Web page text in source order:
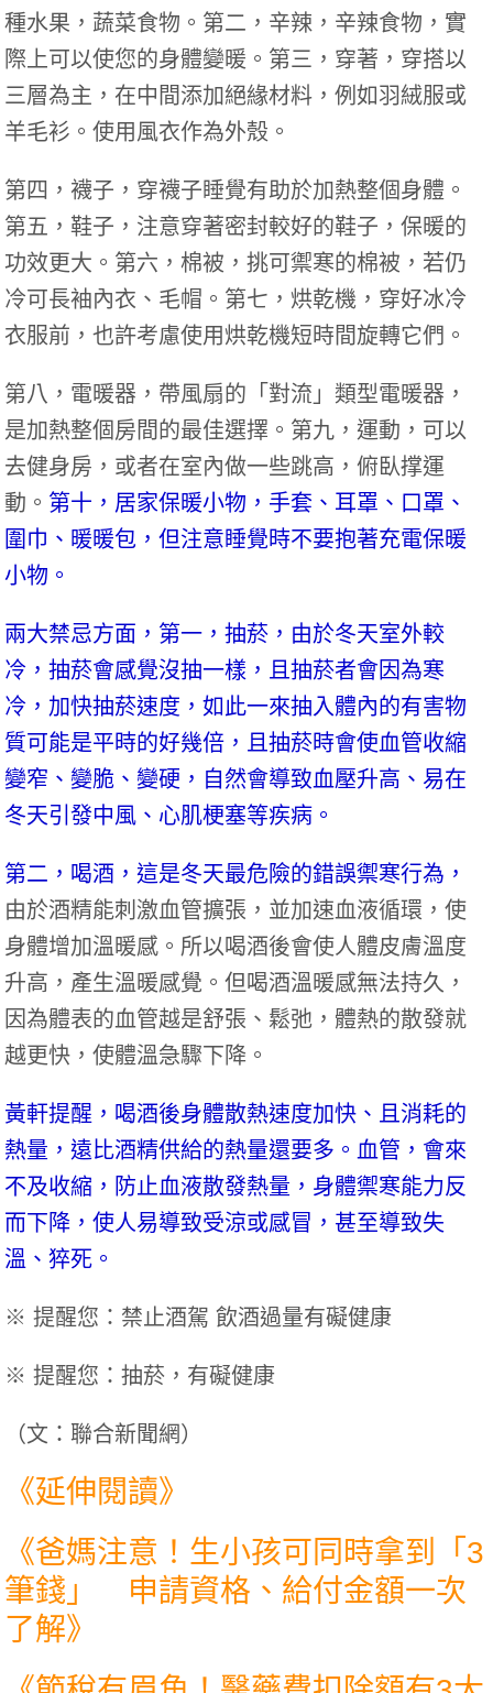
種水果，蔬菜食物。第二，辛辣，辛辣食物，實
際上可以使您的身體變暖。第三，穿著，穿搭以
三層為主，在中間添加絕緣材料，例如羽絨服或
羊毛衫。使用風衣作為外殼。
第四，襪子，穿襪子睡覺有助於加熱整個身體。
第五，鞋子，注意穿著密封較好的鞋子，保暖的
功效更大。第六，棉被，挑可禦寒的棉被，若仍
冷可長袖內衣、毛帽。第七，烘乾機，穿好冰冷
衣服前，也許考慮使用烘乾機短時間旋轉它們。
第八，電暖器，帶風扇的「對流」類型電暖器，
是加熱整個房間的最佳選擇。第九，運動，可以
去健身房，或者在室內做一些跳高，俯臥撑運
動。 第十，居家保暖小物，手套、耳罩、口罩、
圍巾、暖暖包，但注意睡覺時不要抱著充電保暖
小物。
兩大禁忌方面，第一，抽菸，由於冬天室外較
冷，抽菸會感覺沒抽一樣，且抽菸者會因為寒
冷，加快抽菸速度，如此一來抽入體內的有害物
質可能是平時的好幾倍，且抽菸時會使血管收縮
變窄、變脆、變硬，自然會導致血壓升高、易在
冬天引發中風、心肌梗塞等疾病。
第二，喝酒，這是冬天最危險的錯誤禦寒行為，
由於酒精能刺激血管擴張，並加速血液循環，使
身體增加溫暖感。所以喝酒後會使人體皮膚溫度
升高，產生溫暖感覺。但喝酒溫暖感無法持久，
因為體表的血管越是舒張、鬆弛，體熱的散發就
越更快，使體溫急驟下降。
黃軒提醒，喝酒後身體散熱速度加快、且消耗的
熱量，遠比酒精供給的熱量還要多。血管，會來
不及收縮，防止血液散發熱量，身體禦寒能力反
而下降，使人易導致受涼或感冒，甚至導致失
溫、猝死。
※ 提醒您：禁止酒駕 飲酒過量有礙健康
※ 提醒您：抽菸，有礙健康
（文：聯合新聞網）
《延伸閱讀》
《爸媽注意！生小孩可同時拿到「3
筆錢」 申請資格、給付金額一次
了解》